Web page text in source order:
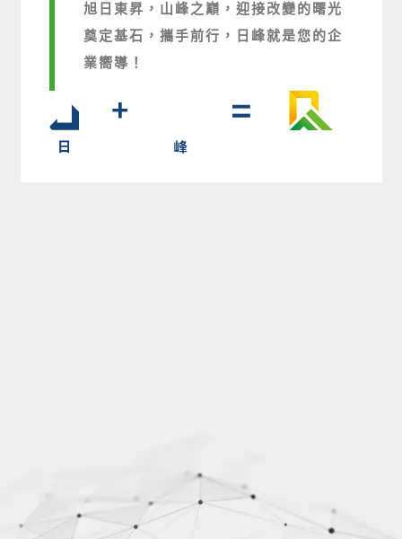
旭日東昇，山峰之巔，迎接改變的曙光
奠定基石，攜手前行，日峰就是您的企
業嚮導！